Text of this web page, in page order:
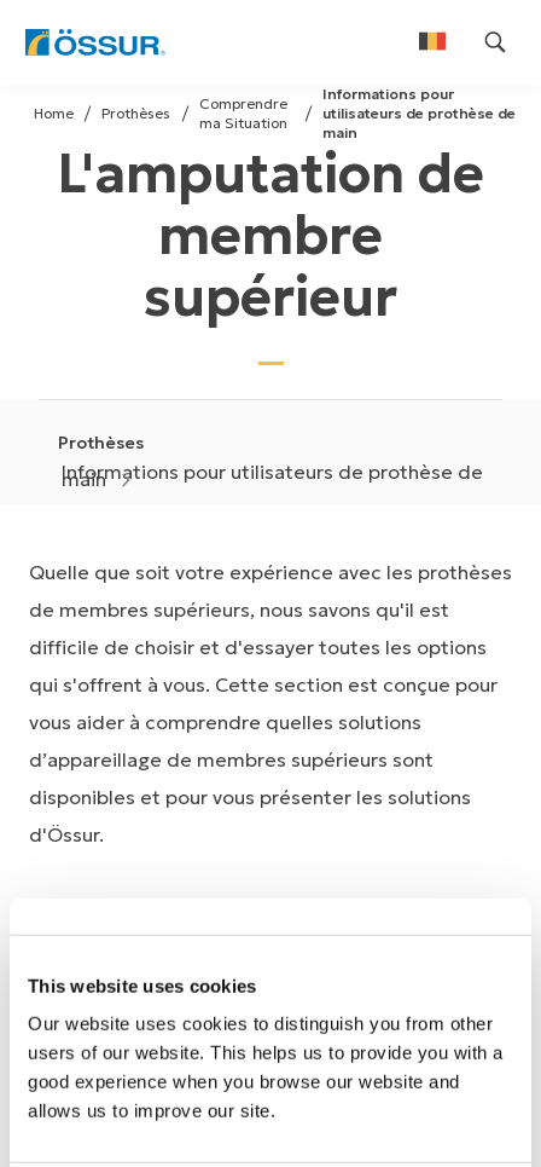
This website uses cookies
Our website uses cookies to distinguish you from other
users of our website. This helps us to provide you with a
good experience when you browse our website and
allows us to improve our site.
Skip
Nederlands
Français
Informations pour
utilisateurs de prothèse de
main
Comprendre
ma Situation
Prothèses
Home
L'amputation de
membre
supérieur
Prothèses
Informations pour utilisateurs de prothèse de
main
Quelle que soit votre expérience avec les prothèses
de membres supérieurs, nous savons qu'il est
difficile de choisir et d'essayer toutes les options
qui s'offrent à vous. Cette section est conçue pour
vous aider à comprendre quelles solutions
d’appareillage de membres supérieurs sont
disponibles et pour vous présenter les solutions
d'Össur.
LES SOLUTIONS TOUCH
Les solutions prothèses
Prothèses de main bioniques, prothèse de main
partielle ou prothèses de main esthétiques.